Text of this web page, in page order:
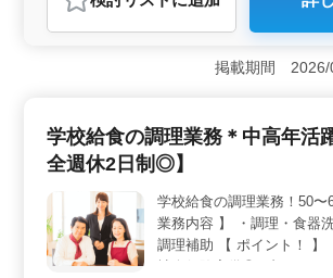
おすすめポイント
＜中高年層活躍中＞ 岡山県浅口市にあ
ビスでは、50代、60代を含む中高年層の
行っています。調理経験が3年以上ある方
て調整することも可能で、週休2日制を採
す。 ワークライフバランスを重視する方
定した福利厚生＞ 社会保険が完備されて
安定して働きたい方にとって魅力的な条
ます。車通勤が可能で、通勤の利便性も
掲載期間 2026/
学校給食の調理業務＊中高年活
全週休2日制◎】
学校給食の調理業務！50〜
業務内容 】 ・調理・食器
調理補助 【 ポイント！ 】